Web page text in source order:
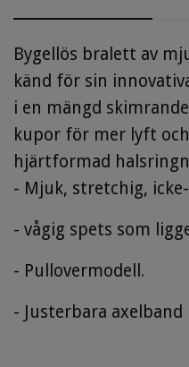
Bygellös bralett av
känd för sin
i en mängd
kupor för mer lyft
hjärtformad
- Mjuk, stretchig,
- vågig spets som
- Pullovermodell.
- Justerbara axelband